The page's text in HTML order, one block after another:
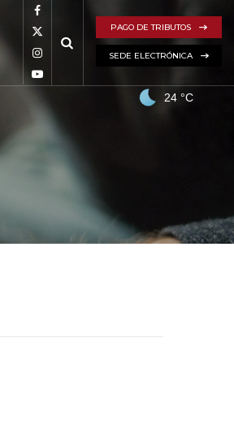
24 °C
PAGO DE TRIBUTOS
SEDE ELECTRÓNICA